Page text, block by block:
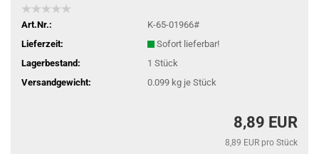
Art.Nr.:
K-65-01966#
Lieferzeit:
Sofort lieferbar!
Lagerbestand:
1 Stück
Versandgewicht:
0.099kg je Stück
8,89 EUR
8,89 EUR pro Stück